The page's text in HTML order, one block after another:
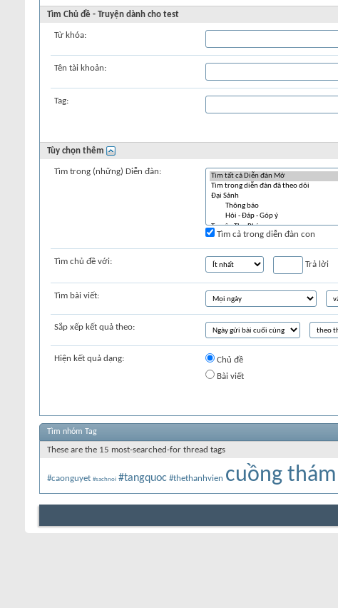
Tìm Chủ đề - Truyện dành cho test
Từ khóa:
Tên tài khoản:
Tag:
Tùy chọn thêm
Tìm trong (những) Diễn đàn:
Tìm cả trong diễn đàn con
Tìm chủ đề với: Trả lời
Tìm bài viết:
Sắp xếp kết quả theo:
Hiện kết quả dạng:
Chủ đề
Bài viết
Tìm nhóm Tag
These are the 15 most-searched-for thread tags
#caonguyet #sachnoi #tangquoc #thethanhvien cuồng thám